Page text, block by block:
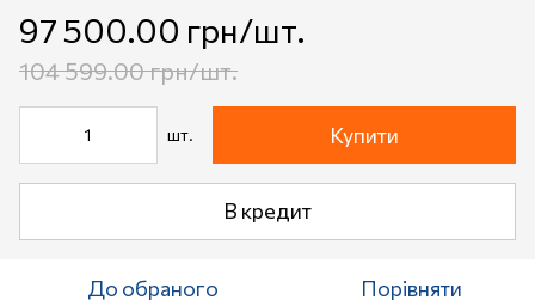
97 500.00 грн/шт.
104 599.00 грн/шт.
шт. Купити
В кредит
До обраного Порівняти